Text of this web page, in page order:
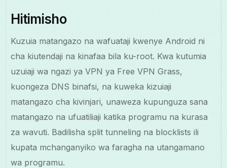
Hitimisho
Kuzuia matangazo na wafuataji kwenye Android ni
cha kiutendaji na kinafaa bila ku-root. Kwa kutumia
uzuiaji wa ngazi ya VPN ya Free VPN Grass,
kuongeza DNS binafsi, na kuweka kizuiaji
matangazo cha kivinjari, unaweza kupunguza sana
matangazo na ufuatiliaji katika programu na kurasa
za wavuti. Badilisha split tunneling na blocklists ili
kupata mchanganyiko wa faragha na utangamano
wa programu.